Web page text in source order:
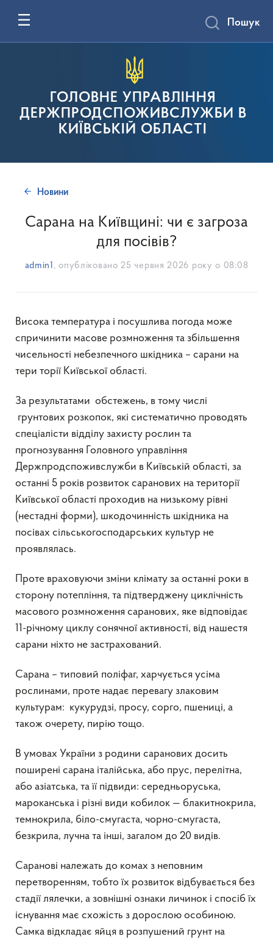
ГОЛОВНЕ УПРАВЛІННЯ
ДЕРЖПРОДСПОЖИВСЛУЖБИ В
КИЇВСЬКІЙ ОБЛАСТІ
Пошук
Новини
Сарана на Київщині: чи є загроза
для посівів?
admin1 , опубліковано 25 червня 2026 року о 08:08
Висока температура і посушлива погода може
спричинити масове розмноження та збільшення
чисельності небезпечного шкідника – сарани на
тери торії Київської області.
За результатами обстежень, в тому числі
грунтових розкопок, які систематично проводять
спеціалісти відділу захисту рослин та
прогнозування Головного управління
Держпродспоживслужби в Київській області, за
останні 5 років розвиток саранових на території
Київської області проходив на низькому рівні
(нестадні форми), шкодочинність шкідника на
посівах сільськогосподарських культур не
проявлялась.
Проте враховуючи зміни клімату за останні роки в
сторону потепління, та підтверджену циклічність
масового розмноження саранових, яке відповідає
11-річному циклу сонячної активності, від нашестя
сарани ніхто не застрахований.
Сарана – типовий поліфаг, харчується усіма
рослинами, проте надає перевагу злаковим
культурам: кукурудзі, просу, сорго, пшениці, а
також очерету, пирію тощо.
В умовах України з родини саранових досить
поширені сарана італійська, або прус, перелітна,
або азіатська, та її підвиди: середньоруська,
мароканська і різні види кобилок — блакитнокрила,
темнокрила, біло-смугаста, чорно-смугаста,
безкрила, лучна та інші, загалом до 20 видів.
Саранові належать до комах з неповним
перетворенням, тобто їх розвиток відбувається без
стадії лялечки, а зовнішні ознаки личинок і спосіб їх
існування має схожість з дорослою особиною.
Самка відкладає яйця в розпушений грунт на